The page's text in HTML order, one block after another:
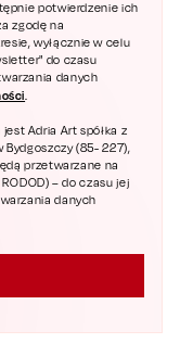
potwierdzenie ich
zgodę na
wyłącznie w celu
do czasu
danych
.
Adria Art spółka z
(85- 227),
przetwarzane na
– do czasu jej
danych